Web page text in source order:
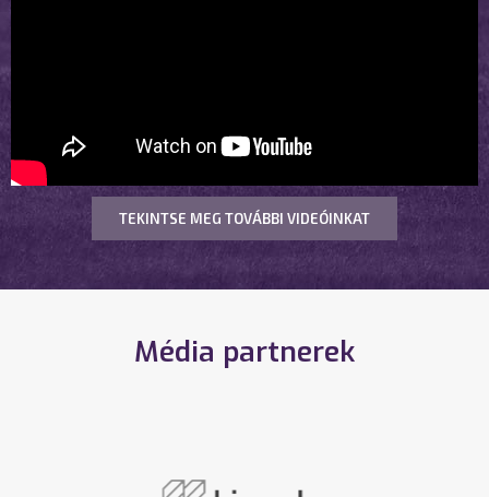
TEKINTSE MEG TOVÁBBI VIDEÓINKAT
Média partnerek